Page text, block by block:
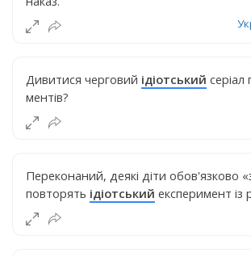
Дивитися черговий ідіотський серіал
ментів?
Переконаний, деякі діти обов'язково
повторять ідіотський експеримент із